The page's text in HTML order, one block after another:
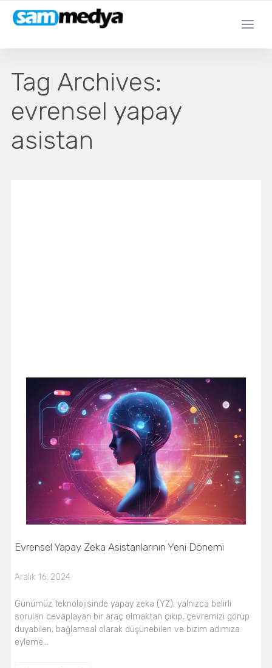
Tag Archives:
evrensel yapay
asistan
Evrensel Yapay Zeka Asistanlarının Yeni Dönemi
Aralık 16, 2024
Günümüz teknolojisinde yapay zeka (YZ), yalnızca belirli
soruları cevaplayan bir araç olmaktan çıkıp, çevremizi görüp
duyabilen, bağlamsal olarak düşünebilen ve bizim adımıza
eyleme…